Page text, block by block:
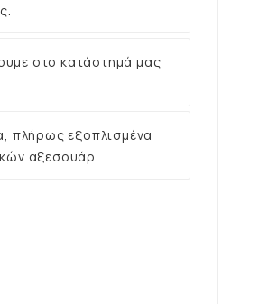
στο κατάστημά μας
πλήρως εξοπλισμένα
αξεσουάρ.